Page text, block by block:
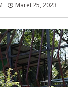
Maret 25, 2023